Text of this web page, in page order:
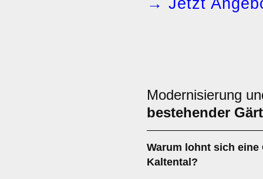
→ Jetzt
Modernisierung
bestehender
Warum lohnt sich
Kaltental?